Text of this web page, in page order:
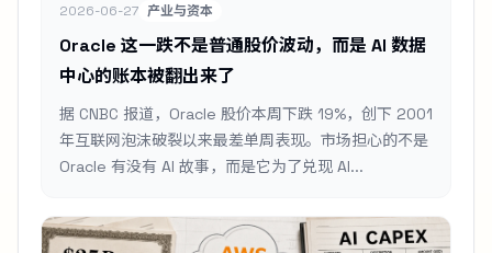
2026-06-27 产业与资本
Oracle 这一跌不是普通股价波动，而是 AI 数据
中心的账本被翻出来了
据 CNBC 报道，Oracle 股价本周下跌 19%，创下 2001
年互联网泡沫破裂以来最差单周表现。市场担心的不是
Oracle 有没有 AI 故事，而是它为了兑现 AI...